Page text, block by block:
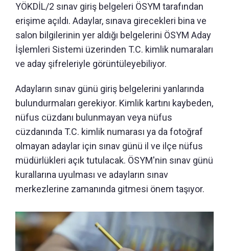
YÖKDİL/2 sınav giriş belgeleri ÖSYM tarafından
erişime açıldı. Adaylar, sınava girecekleri bina ve
salon bilgilerinin yer aldığı belgelerini ÖSYM Aday
İşlemleri Sistemi üzerinden T.C. kimlik numaraları
ve aday şifreleriyle görüntüleyebiliyor.
Adayların sınav günü giriş belgelerini yanlarında
bulundurmaları gerekiyor. Kimlik kartını kaybeden,
nüfus cüzdanı bulunmayan veya nüfus
cüzdanında T.C. kimlik numarası ya da fotoğraf
olmayan adaylar için sınav günü il ve ilçe nüfus
müdürlükleri açık tutulacak. ÖSYM'nin sınav günü
kurallarına uyulması ve adayların sınav
merkezlerine zamanında gitmesi önem taşıyor.